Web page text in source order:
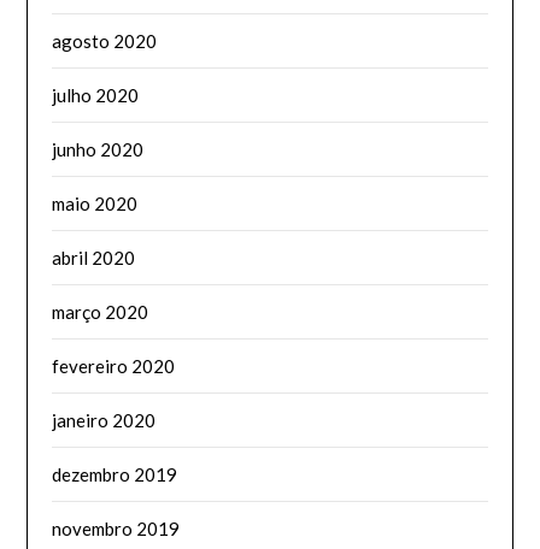
agosto 2020
julho 2020
junho 2020
maio 2020
abril 2020
março 2020
fevereiro 2020
janeiro 2020
dezembro 2019
novembro 2019